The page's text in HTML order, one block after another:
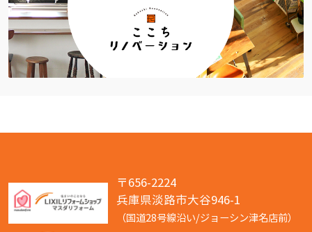
〒656-2224
兵庫県淡路市大谷946-1
（国道28号線沿い/ジョーシン津名店前）